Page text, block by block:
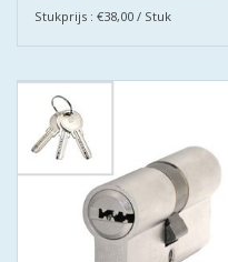
Stukprijs : €38,00 / Stuk